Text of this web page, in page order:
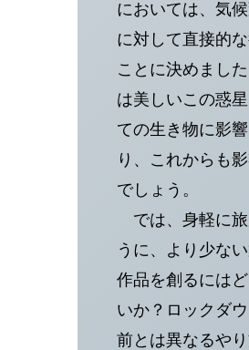
においては、気
に対して直接的
ことに決めまし
は美しいこの惑
ての生き物に影
り、これからも
でしょう。
では、身軽に旅
うに、より少な
作品を創るには
いか？ロックダ
前とは異なるや